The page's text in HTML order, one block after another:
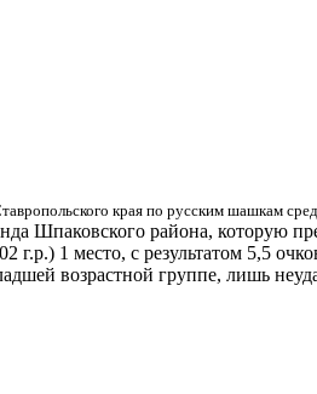
края по русским шашкам
Шпаковского района,
г.р.) 1 место, с результатом 5,5
возрастной группе, лишь